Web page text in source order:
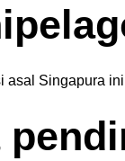
asal Singapura